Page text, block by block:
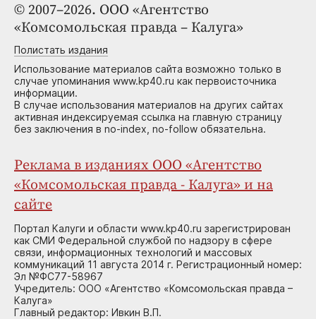
© 2007–2026. ООО «Агентство
«Комсомольская правда – Калуга»
Полистать издания
Использование материалов сайта возможно только в
случае упоминания www.kp40.ru как первоисточника
информации.
В случае использования материалов на других сайтах
активная индексируемая ссылка на главную страницу
без заключения в no-index, no-follow обязательна.
Реклама в изданиях ООО «Агентство
«Комсомольская правда - Калуга» и на
сайте
Портал Калуги и области www.kp40.ru зарегистрирован
как СМИ Федеральной службой по надзору в сфере
связи, информационных технологий и массовых
коммуникаций 11 августа 2014 г. Регистрационный номер:
Эл №ФС77-58967
Учредитель: ООО «Агентство «Комсомольская правда –
Калуга»
Главный редактор: Ивкин В.П.